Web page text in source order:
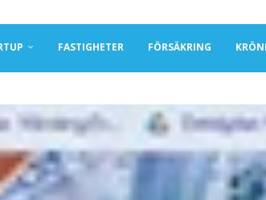
FASTIGHETER FÖRSÄKRING